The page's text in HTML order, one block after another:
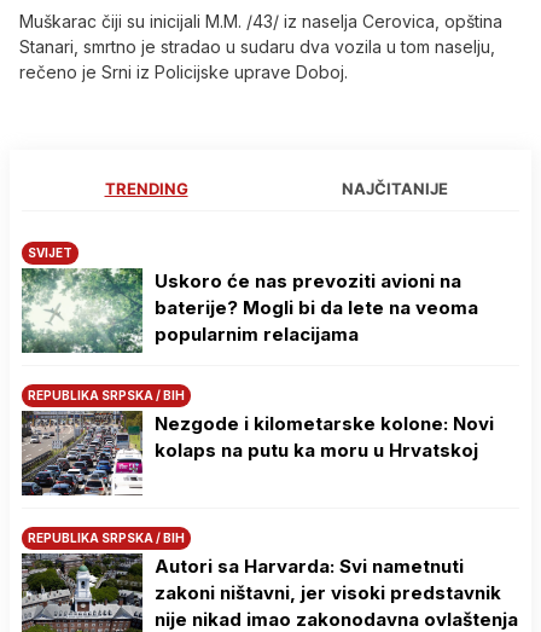
Muškarac čiji su inicijali M.M. /43/ iz naselja Cerovica, opština
Stanari, smrtno je stradao u sudaru dva vozila u tom naselju,
rečeno je Srni iz Policijske uprave Doboj.
TRENDING NAJČITANIJE
SVIJET
Uskoro će nas prevoziti avioni na
baterije? Mogli bi da lete na veoma
popularnim relacijama
REPUBLIKA SRPSKA / BIH
Nezgode i kilometarske kolone: Novi
kolaps na putu ka moru u Hrvatskoj
REPUBLIKA SRPSKA / BIH
Autori sa Harvarda: Svi nametnuti
zakoni ništavni, jer visoki predstavnik
nije nikad imao zakonodavna ovlaštenja